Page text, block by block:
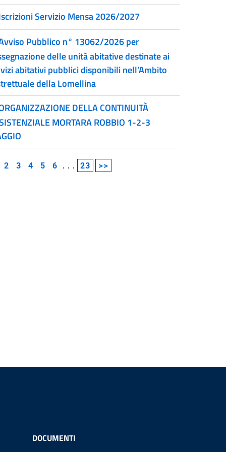
Servizio Mensa 2026/2027
Pubblico n° 13062/2026 per
delle unità abitative destinate ai
abitativi pubblici disponibili nell’Ambito
della Lomellina
DELLA CONTINUITÀ
MORTARA ROBBIO 1-2-3
2 3 4 5 6 ... 23 >>
DOCUMENTI